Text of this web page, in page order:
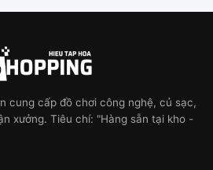
cung cấp đồ chơi công nghệ, củ sạc,
xưởng. Tiêu chí: "Hàng sẵn tại kho -